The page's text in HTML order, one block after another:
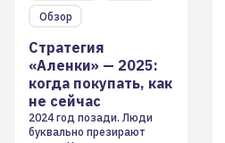
Обзор
Стратегия
«Аленки» — 2025:
когда покупать, как
не сейчас
2024 год позади. Люди
буквально презирают